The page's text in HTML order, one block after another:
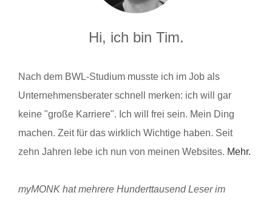
Hi, ich bin Tim.
Nach dem BWL-Studium musste ich im Job als
Unternehmensberater schnell merken: ich will gar
keine "große Karriere". Ich will frei sein. Mein Ding
machen. Zeit für das wirklich Wichtige haben. Seit
zehn Jahren lebe ich nun von meinen Websites. Mehr.
myMONK hat mehrere Hunderttausend Leser im